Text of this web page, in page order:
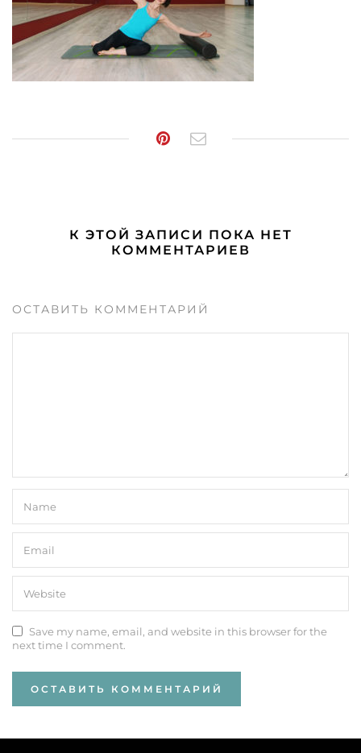
К ЭТОЙ ЗАПИСИ ПОКА НЕТ
КОММЕНТАРИЕВ
ОСТАВИТЬ КОММЕНТАРИЙ
Save my name, email, and website in this browser for the
next time I comment.